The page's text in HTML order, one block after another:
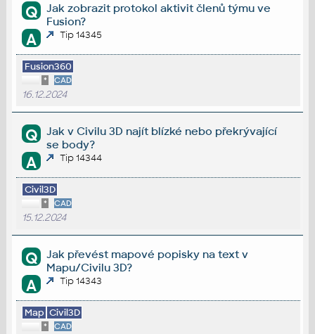
Q
Jak zobrazit protokol aktivit členů týmu ve
Fusion?
A Tip 14345
Fusion360
* CAD
16.12.2024
Q
Jak v Civilu 3D najít blízké nebo překrývající
se body?
A Tip 14344
Civil3D
* CAD
15.12.2024
Q
Jak převést mapové popisky na text v
Mapu/Civilu 3D?
A Tip 14343
Map Civil3D
* CAD